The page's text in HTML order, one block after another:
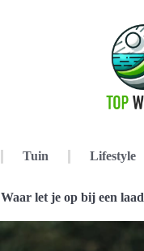
Tuin Lifestyle
Waar let je op bij een